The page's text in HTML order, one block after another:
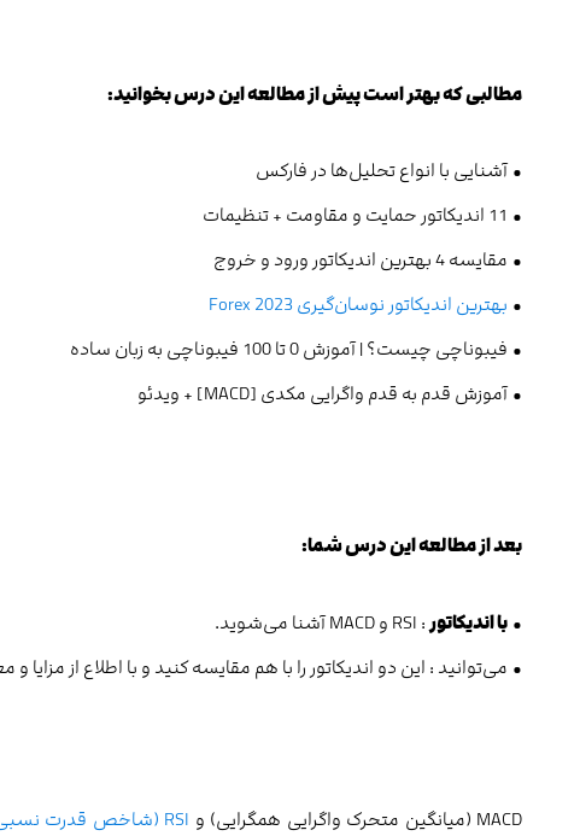
مطالبی که بهتر است پیش از مطالعه این درس بخوانید:
• آشنایی با انواع تحلیل‌ها در فارکس
• 11 اندیکاتور حمایت و مقاومت + تنظیمات‌
• مقایسه 4 بهترین اندیکاتور ورود و خروج
• بهترین اندیکاتور نوسان‌گیری Forex 2023
• فیبوناچی چیست؟ | آموزش 0 تا 100 فیبوناچی به زبان ساده
• آموزش قدم به قدم واگرایی مکدی [MACD] + ویدئو
بعد از مطالعه این درس شما:
• با اندیکاتور: RSI و MACD آشنا می‌شوید.
• می‌توانید : این دو اندیکاتور را با هم مقایسه کنید و با اطلاع از مزایا
MACD (میانگین متحرک واگرایی همگرایی) و RSI (شاخص قدرت نسبی)